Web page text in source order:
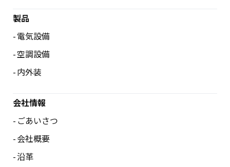
製品
電気設備
空調設備
内外装
会社情報
ごあいさつ
会社概要
沿革